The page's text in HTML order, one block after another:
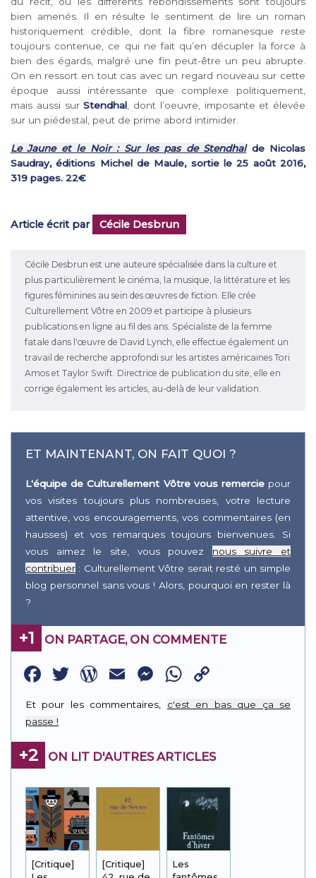
bien amenés. Il en résulte le sentiment de lire un roman
historiquement crédible, dont la fibre romanesque reste
toujours contenue, ce qui ne fait qu’en décupler la force à
bien des égards, malgré une fin peut-être un peu abrupte.
On en ressort en tout cas avec un regard nouveau sur cette
époque aussi intéressante que complexe politiquement,
mais aussi surStendhal , dont l’oeuvre, imposante et élevée
sur un piédestal, peut de prime abord intimider.
Le Jaune et le Noir : Sur les pas de Stendhalde Nicolas
Saudray, éditions Michel de Maule, sortie le 25 août 2016,
319 pages. 22€
Article écrit par Cécile Desbrun
Cécile Desbrun est une auteure spécialisée dans la culture et
plus particulièrement le cinéma, la musique, la littérature et les
figures féminines au sein des œuvres de fiction. Elle crée
Culturellement Vôtre en 2009 et participe à plusieurs
publications en ligne au fil des ans. Spécialiste de la femme
fatale dans l'œuvre de David Lynch, elle effectue également un
travail de recherche approfondi sur les artistes américaines Tori
Amos et Taylor Swift. Directrice de publication du site, elle en
corrige également les articles, au-delà de leur validation.
ET MAINTENANT, ON FAIT QUOI ?
L'équipe de Culturellement Vôtre vous remerciepour
vos visites toujours plus nombreuses, votre lecture
attentive, vos encouragements, vos commentaires (en
hausses) et vos remarques toujours bienvenues. Si
vous aimez le site, vous pouvez nous suivre et
contribuer : Culturellement Vôtre serait resté un simple
blog personnel sans vous ! Alors, pourquoi en rester là
?
+1 ON PARTAGE, ON COMMENTE
Facebook
Twitter
WordPress
EmailMessenger
WhatsApp
Link
Et pour les commentaires, c'est en bas que ça se
passe !
+2 ON LIT D'AUTRES ARTICLES
[Critique]
[Critique]
Les